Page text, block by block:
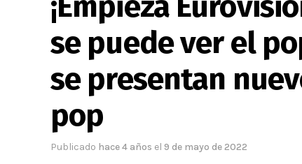
se puede ver el
se presentan
pop
Publicado hace 4 años el 9 de mayo de 2022